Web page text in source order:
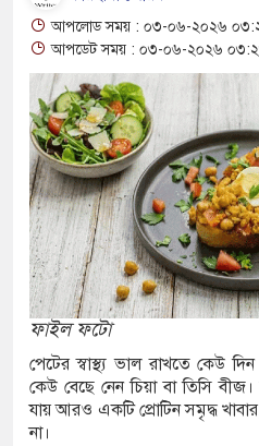
২৬৪ কেজি গাঁজাসহ যুবক গ্রেপ্তার
উন্নত বাংলাদেশ গড়ার প্রত্যয়
নারীকে শোষণ: মানবপাচারে দুই
বোনকে অপহরণ করে চলন্ত
বজ্রপাতে কৃষকের মৃত্যু
খুঁড়ে মিলল ১০টি ল্যান্ডমাইনসদৃশ বস্তু,
আপলোড সময় : ০৩-০৬-২০২৬
আপডেট সময় : ০৩-০৬-২০২৬
ফাইল ফটো
পেটের স্বাস্থ্য ভাল রাখতে কেউ
কেউ বেছে নেন চিয়া বা তিসি
যায় আরও একটি প্রোটিন সমৃদ্ধ
না।